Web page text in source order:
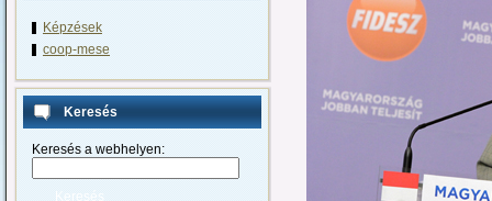
Képzések
coop-mese
Keresés
Keresés a webhelyen: